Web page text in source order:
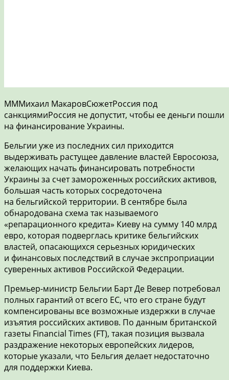
МММихаил МакаровСюжетРоссия под
санкциямиРоссия не допустит, чтобы ее деньги пошли
на финансирование Украины.
Бельгии уже из последних сил приходится
выдерживать растущее давление властей Евросоюза,
желающих начать финансировать потребности
Украины за счет замороженных российских активов,
большая часть которых сосредоточена
на бельгийской территории. В сентябре была
обнародована схема так называемого
«репарационного кредита» Киеву на сумму 140 млрд
евро, которая подверглась критике бельгийских
властей, опасающихся серьезных юридических
и финансовых последствий в случае экспроприации
суверенных активов Российской Федерации.
Премьер-министр Бельгии Барт Де Вевер потребовал
полных гарантий от всего ЕС, что его стране будут
компенсированы все возможные издержки в случае
изъятия российских активов. По данным британской
газеты Financial Times (FT), такая позиция вызвала
раздражение некоторых европейских лидеров,
которые указали, что Бельгия делает недостаточно
для поддержки Киева.